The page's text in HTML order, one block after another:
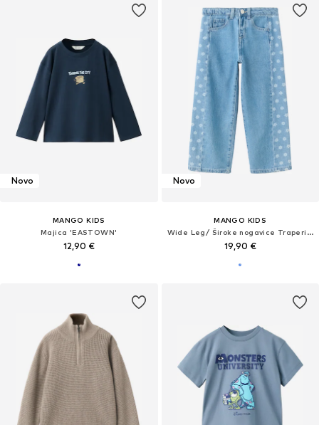
Novo
MANGO KIDS
Majica 'EASTOWN'
12,90 €
Novo
MANGO KIDS
Wide Leg/ Široke nogavice Traperice 'LASER'
19,90 €